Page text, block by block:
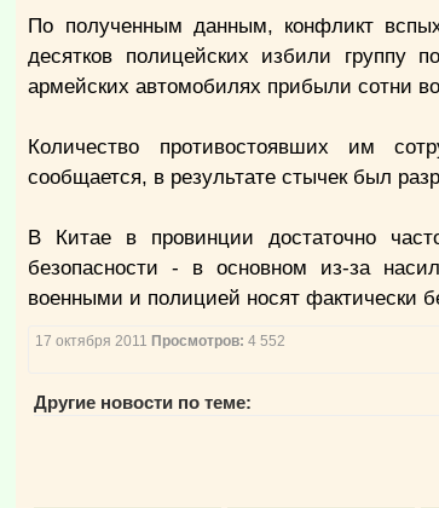
По полученным данным, конфликт
десятков полицейских избили
армейских автомобилях прибыли сотни
Количество противостоявших им
сообщается, в результате стычек был
В Китае в провинции достаточно
безопасности - в основном из-за
военными и полицией носят фактически
17 октября 2011 Просмотров: 4 552
Другие новости по теме: